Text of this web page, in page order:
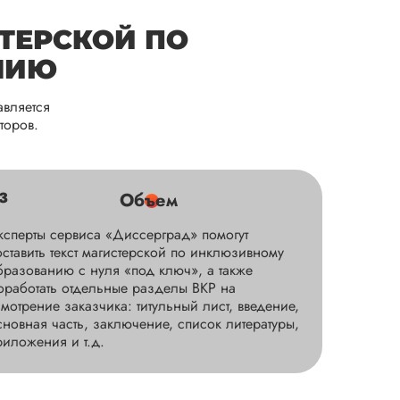
ПО
Объем
сервиса «Диссерград» помогут
текст магистерской по инклюзивному
с нуля «под ключ», а также
отдельные разделы ВКР на
заказчика: титульный лист, введение,
часть, заключение, список литературы,
и т.д.
механике выполнили в
Мне понравилась структура
разделов, грамотное
между основными разде...
🙏
Dissergrad